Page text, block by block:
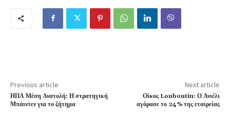
Previous article
ΗΠΑ Μέση Ανατολή: Η στρατηγική
Μπάιντεν για το ζήτημα
Next article
Οίκος Louboutin: Ο Ανιέλι
αγόρασε το 24% της εταιρείας